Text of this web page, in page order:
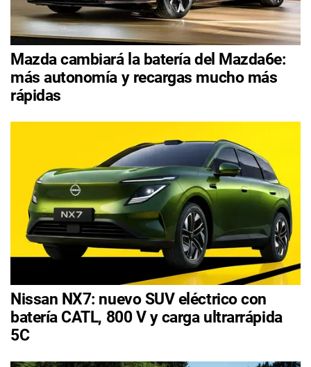
Mazda cambiará la batería del Mazda6e:
más autonomía y recargas mucho más
rápidas
Nissan NX7: nuevo SUV eléctrico con
batería CATL, 800 V y carga ultrarrápida
5C